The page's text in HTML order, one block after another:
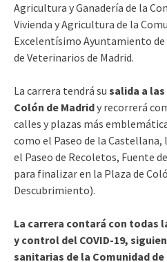
Agricultura y Ganadería de la
Vivienda y Agricultura de la
Excelentísimo Ayuntamiento
de Veterinarios de Madrid.
La carrera tendrá su salida a las
Colón de Madridy recorrerá
calles y plazas más
como el Paseo de la
el Paseo de Recoletos, Fuente
para finalizar en la Plaza de
Descubrimiento).
La carrera contará con todas
y control del COVID-19,
sanitarias de la Comunidad de